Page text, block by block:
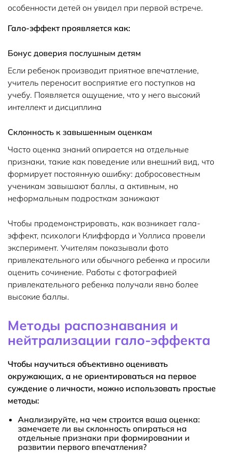
особенности детей он увидел при первой встрече.
Гало-эффект проявляется как:
Бонус доверия послушным детям
Если ребенок производит приятное впечатление,
учитель переносит восприятие его поступков на
учебу. Появляется ощущение, что у него высокий
интеллект и дисциплина
Склонность к завышенным оценкам
Часто оценка знаний опирается на отдельные
признаки, такие как поведение или внешний вид, что
формирует постоянную ошибку: добросовестным
ученикам завышают баллы, а активным, но
неформальным подросткам занижают
Чтобы продемонстрировать, как возникает гала-
эффект, психологи Клиффорда и Уоллиса провели
эксперимент. Учителям показывали фото
привлекательного или обычного ребенка и просили
оценить сочинение. Работы с фотографией
привлекательного ребенка получали явно более
высокие баллы.
Методы распознавания и
нейтрализации гало-эффекта
Чтобы научиться объективно оценивать
окружающих, а не ориентироваться на первое
суждение о личности, можно использовать простые
методы:
Анализируйте, на чем строится ваша оценка:
замечаете ли вы склонность опираться на
отдельные признаки при формировании и
развитии первого впечатления?